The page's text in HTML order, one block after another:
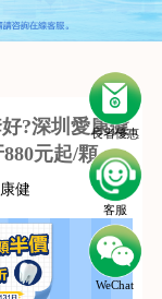
長者優惠
客服
WeChat
?深圳愛康健
元起/顆
健